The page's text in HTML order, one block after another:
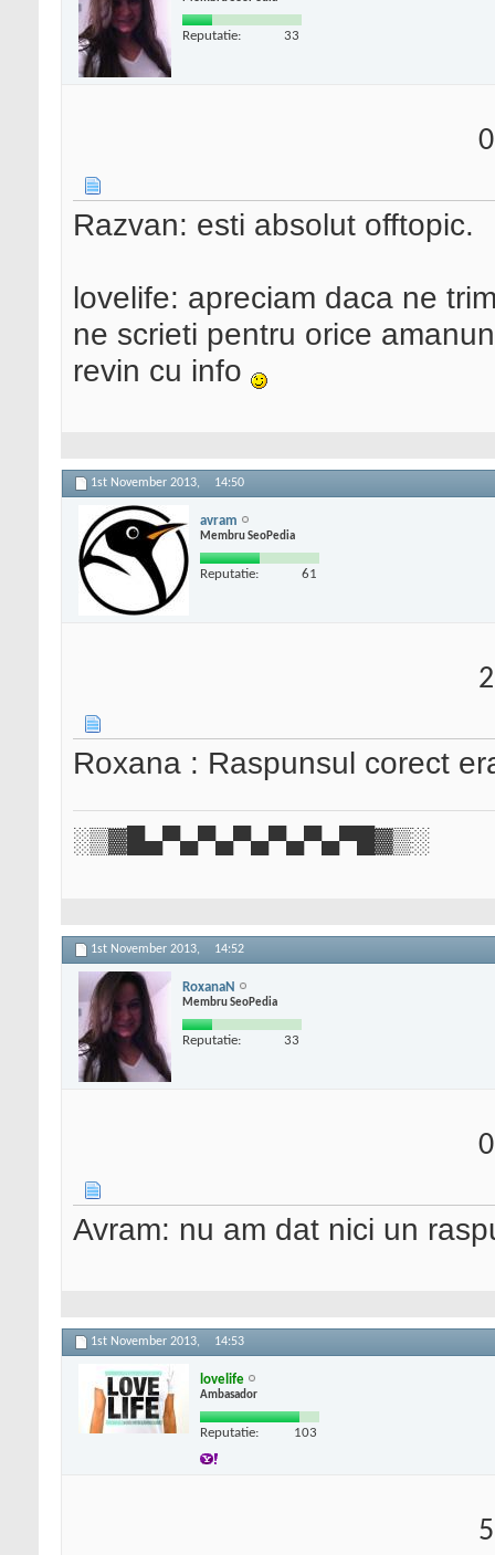
Reputatie: 33
Razvan: esti absolut offtopic.
lovelife: apreciam daca ne
ne scrieti pentru orice
revin cu info
1st November 2013, 14:50
avram
Membru SeoPedia
Reputatie: 61
Roxana : Raspunsul corect
░▒▓█▄▀▄▀▄▀▄▀▄▀▄▀█▓▒░
1st November 2013, 14:52
RoxanaN
Membru SeoPedia
Reputatie: 33
Avram: nu am dat nici un
1st November 2013, 14:53
lovelife
Ambasador
Reputatie: 103